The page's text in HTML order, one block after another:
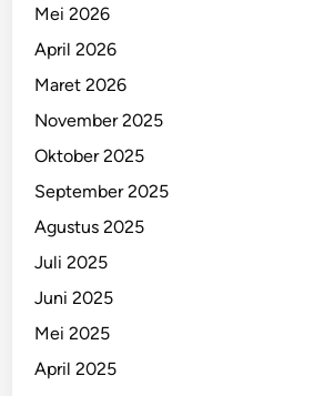
Mei 2026
April 2026
Maret 2026
November 2025
Oktober 2025
September 2025
Agustus 2025
Juli 2025
Juni 2025
Mei 2025
April 2025